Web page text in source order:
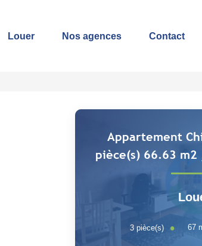
Louer Nos agences Contact
Appartement
pièce(s) 66.63 m2
3 pièce(s) 67